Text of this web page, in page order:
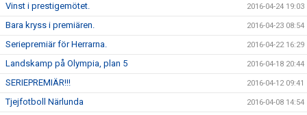
Vinst i prestigemötet. 2016-04-24 19:03
Bara kryss i premiären. 2016-04-23 08:54
Seriepremiär för Herrarna. 2016-04-22 16:29
Landskamp på Olympia, plan 5 2016-04-18 20:44
SERIEPREMIÄR!!! 2016-04-12 09:41
Tjejfotboll Närlunda 2016-04-08 14:54